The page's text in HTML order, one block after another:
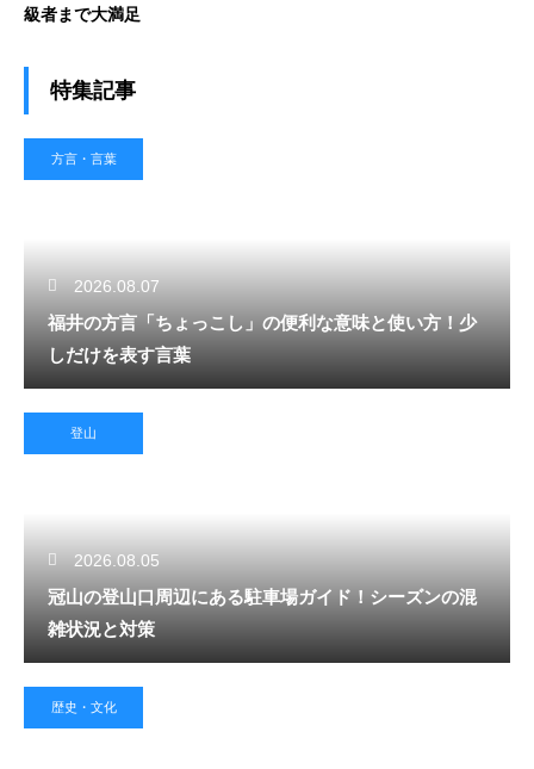
級者まで大満足
特集記事
方言・言葉
2026.08.07
福井の方言「ちょっこし」の便利な意味と使い方！少
しだけを表す言葉
登山
2026.08.05
冠山の登山口周辺にある駐車場ガイド！シーズンの混
雑状況と対策
歴史・文化